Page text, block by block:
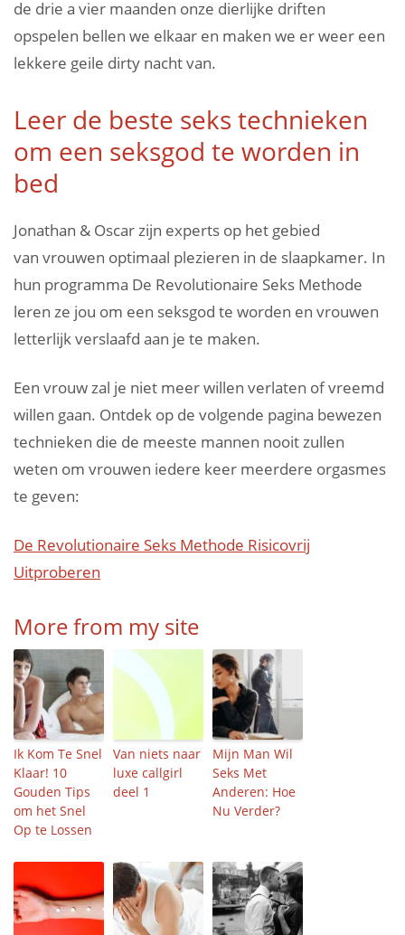
Leer de beste seks technieken
om een seksgod te worden in
bed
Jonathan & Oscar zijn experts op het gebied
van vrouwen optimaal plezieren in de slaapkamer. In
hun programma De Revolutionaire Seks Methode
leren ze jou om een seksgod te worden en vrouwen
letterlijk verslaafd aan je te maken.
Een vrouw zal je niet meer willen verlaten of vreemd
willen gaan. Ontdek op de volgende pagina bewezen
technieken die de meeste mannen nooit zullen
weten om vrouwen iedere keer meerdere orgasmes
te geven:
De Revolutionaire Seks Methode Risicovrij
Uitproberen
More from my site
Ik Kom Te Snel
Klaar! 10
Gouden Tips
om het Snel
Op te Lossen
Van niets naar
luxe callgirl
deel 1
Mijn Man Wil
Seks Met
Anderen: Hoe
Nu Verder?